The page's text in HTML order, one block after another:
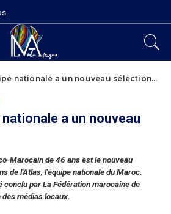
nationale a un nouveau sélectionneur
nationale a un nouveau
Marocain de 46 ans est le nouveau
de l'Atlas, l'équipe nationale du Maroc.
conclu par La Fédération marocaine de
médias locaux.